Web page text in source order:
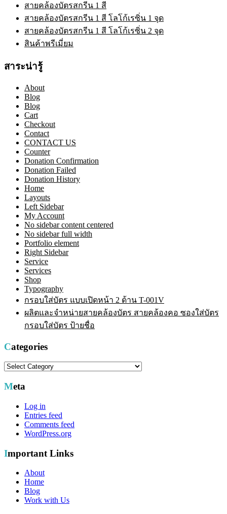
สายคล้องบัตรสกรีน 1 สี
สายคล้องบัตรสกรีน 1 สี โลโก้เรซิ่น 1 จุด
สายคล้องบัตรสกรีน 1 สี โลโก้เรซิ่น 2 จุด
สินค้าพรีเมี่ยม
สาระน่ารู้
About
Blog
Blog
Cart
Checkout
Contact
CONTACT US
Counter
Donation Confirmation
Donation Failed
Donation History
Home
Layouts
Left Sidebar
My Account
No sidebar content centered
No sidebar full width
Portfolio element
Right Sidebar
Service
Services
Shop
Typography
กรอบใส่บัตร แบบเปิดหน้า 2 ด้าน T-001V
ผลิตและจำหน่ายสายคล้องบัตร สายคล้องคอ ซองใส่บัตร
กรอบใส่บัตร ป้ายชื่อ
Categories
Categories
Meta
Log in
Entries feed
Comments feed
WordPress.org
Important Links
About
Home
Blog
Work with Us